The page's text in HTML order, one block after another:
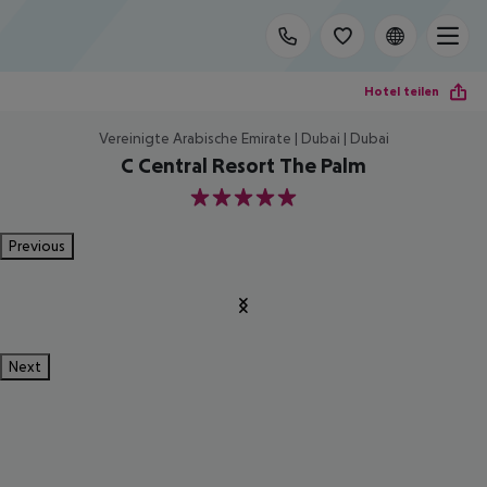
Hotel teilen
Vereinigte Arabische Emirate | Dubai | Dubai
C Central Resort The Palm
5
Previous
Next